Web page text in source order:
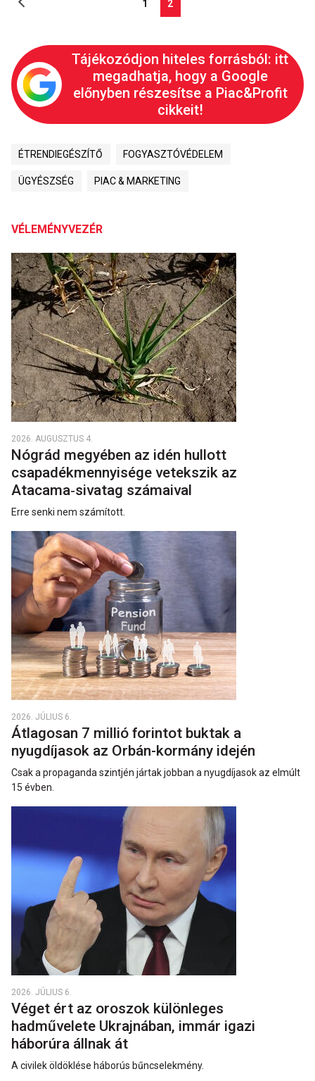
1 2
Tájékozódjon hiteles forrásból: itt
megadhatja, hogy a Google
előnyben részesítse a Piac&Profit
cikkeit!
ÉTRENDIEGÉSZÍTŐ FOGYASZTÓVÉDELEM
ÜGYÉSZSÉG PIAC & MARKETING
VÉLEMÉNYVEZÉR
2026. AUGUSZTUS 4.
Nógrád megyében az idén hullott
csapadékmennyisége vetekszik az
Atacama‑sivatag számaival
Erre senki nem számított.
2026. JÚLIUS 6.
Átlagosan 7 millió forintot buktak a
nyugdíjasok az Orbán-kormány idején
Csak a propaganda szintjén jártak jobban a nyugdíjasok az elmúlt
15 évben.
2026. JÚLIUS 6.
Véget ért az oroszok különleges
hadművelete Ukrajnában, immár igazi
háborúra állnak át
A civilek öldöklése háborús bűncselekmény.